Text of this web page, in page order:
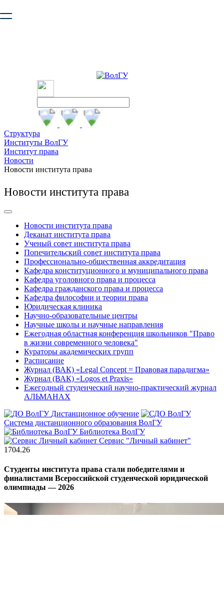
безопасную работу с сайтом. Пожалуйста
Структура
Институты ВолГУ
Институт права
Новости
Новости института права
Новости института права
Новости института права
Деканат института права
Ученый совет института права
Попечительский совет института права
Профессионально-общественная аккредитация
Кафедра конституционного и муниципального права
Кафедра уголовного права и процесса
Кафедра гражданского права и процесса
Кафедра философии и теории права
Юридическая клиника
Научно-образовательные центры
Научные школы и научные направления
Ежегодная областная конференция школьников "Право
в жизни современного человека"
Кураторы академических групп
Расписание
Журнал (ВАК) «Legal Concept = Правовая парадигма»
Журнал (ВАК) «Logos et Praxis»
Ежегодный студенческий научно-практический журнал
АЛЬМАНАХ
Дистанционное обучение
Система дистанционного образования ВолГУ
Библиотека ВолГУ
Сервис "Личный кабинет"
1704.26
Студенты института права стали победителями и
финалистами Всероссийской студенческой юридической
олимпиады — 2026